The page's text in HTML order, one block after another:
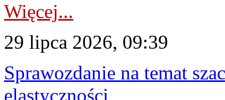
Więcej...
29 lipca 2026, 09:39
Sprawozdanie na temat
elastyczności